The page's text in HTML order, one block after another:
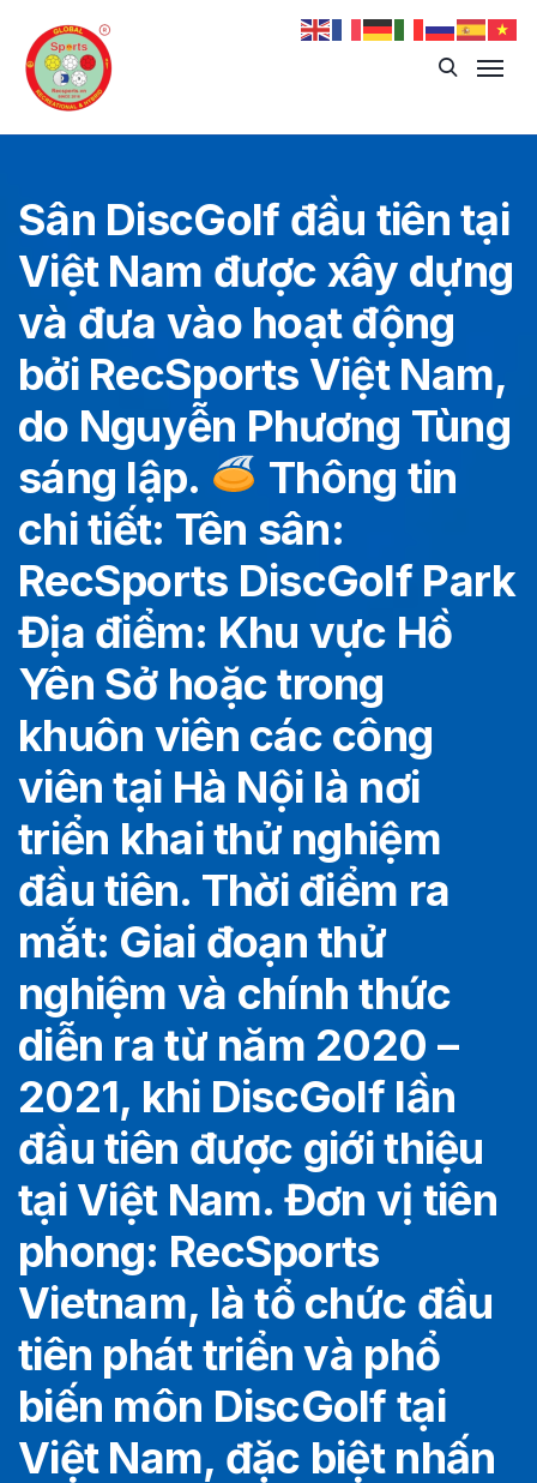
Sân DiscGolf đầu tiên tại
Việt Nam được xây dựng
và đưa vào hoạt động
bởi RecSports Việt Nam,
do Nguyễn Phương Tùng
sáng lập.
Thông tin
chi tiết: Tên sân:
RecSports DiscGolf Park
Địa điểm: Khu vực Hồ
Yên Sở hoặc trong
khuôn viên các công
viên tại Hà Nội là nơi
triển khai thử nghiệm
đầu tiên. Thời điểm ra
mắt: Giai đoạn thử
nghiệm và chính thức
diễn ra từ năm 2020 –
2021, khi DiscGolf lần
đầu tiên được giới thiệu
tại Việt Nam. Đơn vị tiên
phong: RecSports
Vietnam, là tổ chức đầu
tiên phát triển và phổ
biến môn DiscGolf tại
Việt Nam, đặc biệt nhấn